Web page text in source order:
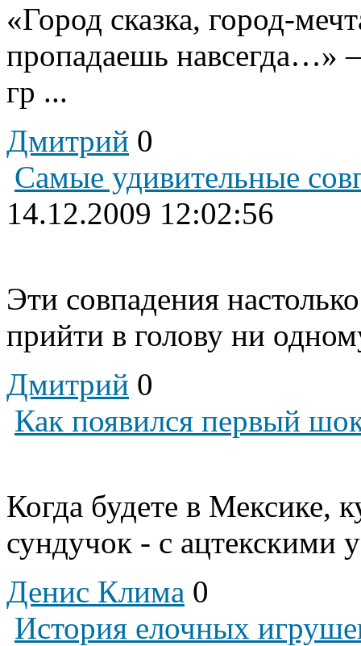
«Город сказка, город-
пропадаешь навсегда…»
гр ...
Дмитрий 0
Самые удивительные
14.12.2009 12:02:56
Эти совпадения
прийти в голову ни
Дмитрий 0
Как появился первый
Когда будете в Мексике,
сундучок - с ацтекскими
Денис Клима 0
История елочных